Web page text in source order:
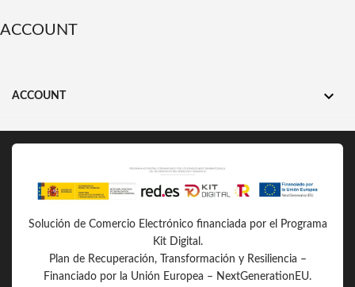
ACCOUNT
ACCOUNT 
Solución de Comercio Electrónico financiada por el Programa
Kit Digital.
Plan de Recuperación, Transformación y Resiliencia –
Financiado por la Unión Europea – NextGenerationEU.